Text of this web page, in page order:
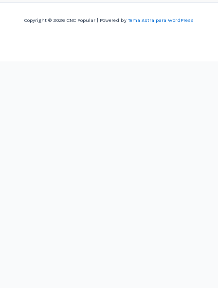
Copyright © 2026 CNC Popular | Powered by Tema Astra para WordPress